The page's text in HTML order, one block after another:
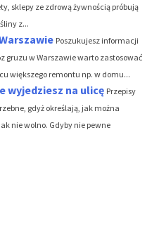
sklepy ze zdrową żywnością próbują
z...
Poszukujesz informacji
gruzu w Warszawie warto zastosować
większego remontu np. w domu...
wyjedziesz na ulicę Przepisy
gdyż określają, jak można
nie wolno. Gdyby nie pewne